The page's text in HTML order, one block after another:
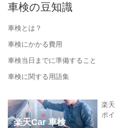
車検の豆知識
車検とは？
車検にかかる費用
車検当日までに準備すること
車検に関する用語集
楽天Car 車検
楽
ポ